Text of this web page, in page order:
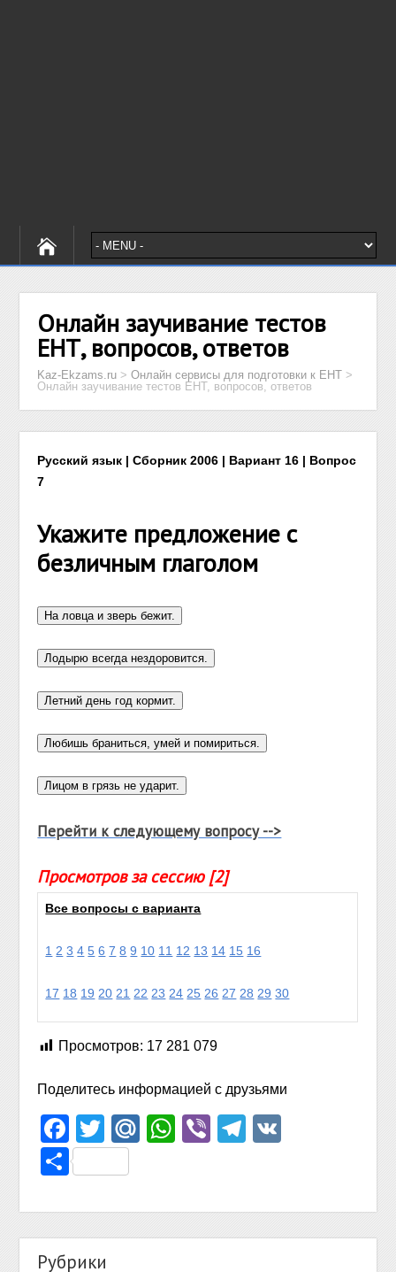
Онлайн заучивание тестов
ЕНТ, вопросов, ответов
Kaz-Ekzams.ru >Онлайн сервисы для подготовки к ЕНТ >
Онлайн заучивание тестов ЕНТ, вопросов, ответов
Русский язык | Сборник 2006 | Вариант 16 | Вопрос
7
Укажите предложение с
безличным глаголом
Перейти к следующему вопросу -->
Просмотров за сессию [2]
Все вопросы с варианта
1 2 3 4 5 6 7 8 9 10 11 12 13 14 15 16
17 18 19 20 21 22 23 24 25 26 27 28 29 30
Просмотров: 17 281 079
Поделитесь информацией с друзьями
Facebook
TwitterMail.Ru
WhatsApp
ViberTelegram
Отправить
Рубрики